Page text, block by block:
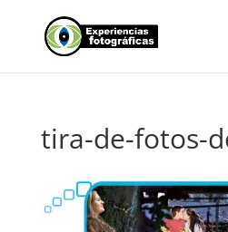
tira-de-fotos-